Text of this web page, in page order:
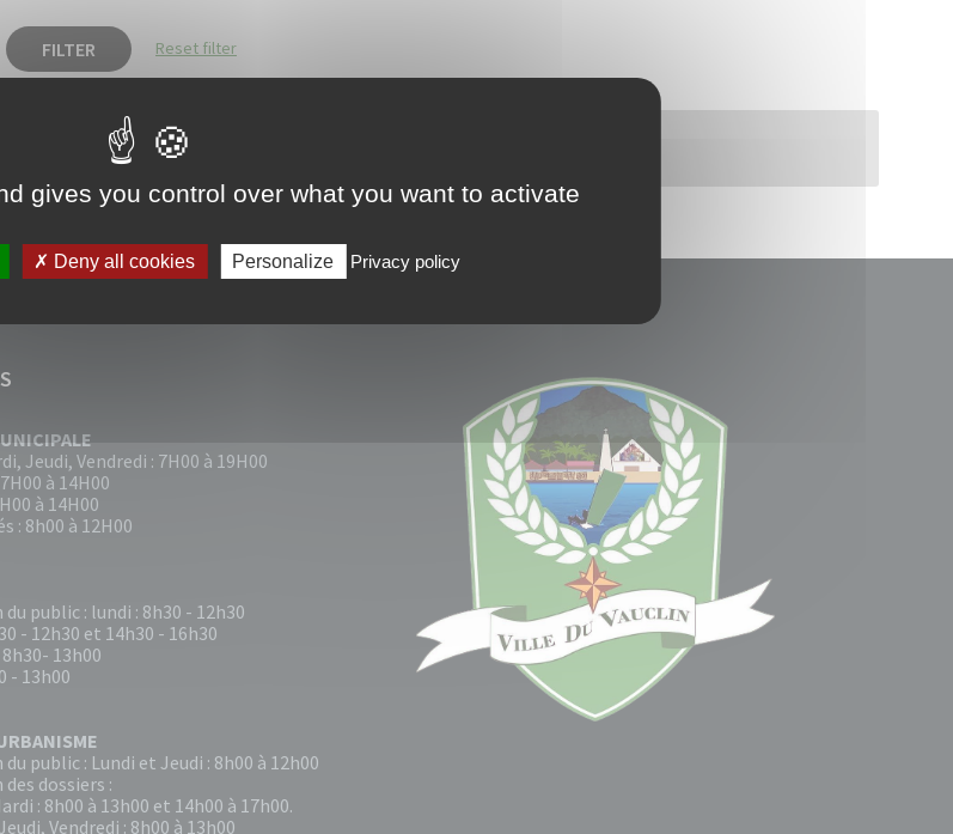
FILTER Reset filter
Jeudi, Vendredi : 7H00 à 19H00
à 14H00
à 14H00
: 8h00 à 12H00
public : lundi : 8h30 - 12h30
- 12h30 et 14h30 - 16h30
13h00
- 13h00
public : Lundi et Jeudi : 8h00 à 12h00
dossiers :
: 8h00 à 13h00 et 14h00 à 17h00.
Vendredi : 8h00 à 13h00
gives you control over what you want to activate
Deny all cookies Personalize Privacy policy